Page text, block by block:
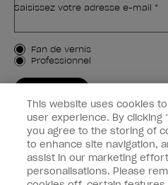
Saisissez votre adresse e-mail *
Type de client
Fan de vernis
Professionnel
Informations clients
Connectez-Vous
This website uses cookies
user experience. By clicking
you agree to the storing of
to enhance site navigation,
assist in our marketing
personalisations. Please